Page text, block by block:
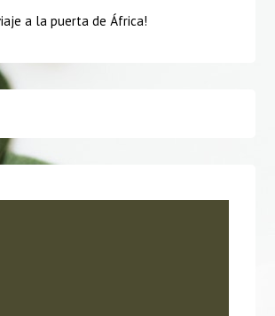
a la puerta de África!